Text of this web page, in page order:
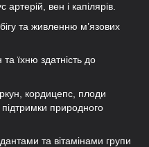
вен і капілярів.
та живленню м’язових
їхню здатність до
кордицепс, плоди
природного
та вітамінами групи